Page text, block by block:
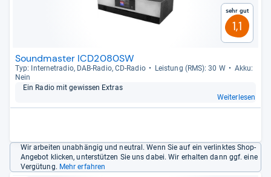
Sehr gut
1,1
Soundmaster ICD2080SW
Typ: Inter­ne­tra­dio, DAB-​Radio, CD-​Radio Leis­tung (RMS): 30 W
Akku:
Nein
Ein Radio mit gewis­sen Extras
Weiterlesen
Wir arbeiten unabhängig und neutral. Wenn Sie auf ein verlinktes Shop-
Angebot klicken, unterstützen Sie uns dabei. Wir erhalten dann ggf. eine
Vergütung. Mehr erfahren